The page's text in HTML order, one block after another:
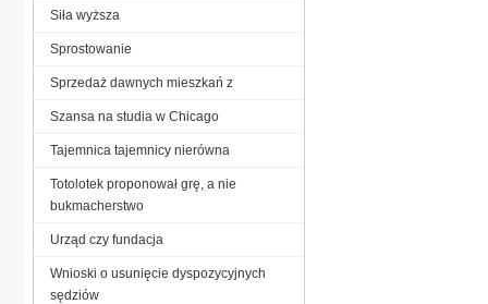
Siła wyższa
Sprostowanie
Sprzedaż dawnych mieszkań z
Szansa na studia w Chicago
Tajemnica tajemnicy nierówna
Totolotek proponował grę, a nie
bukmacherstwo
Urząd czy fundacja
Wnioski o usunięcie dyspozycyjnych
sędziów